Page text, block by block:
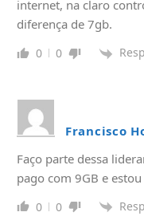
internet, na claro
diferença de 7gb.
0 0
Francisco
Faço parte dessa
pago com 9GB e
0 0